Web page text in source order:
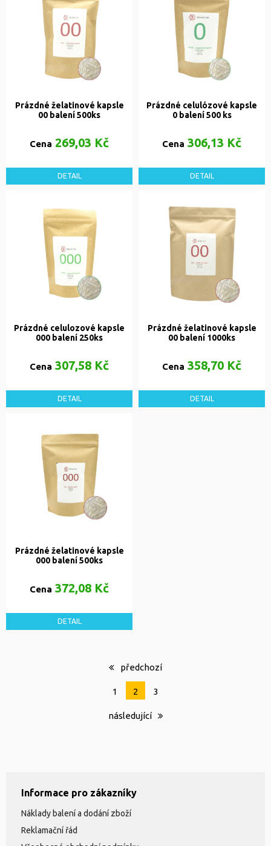
Prázdné želatinové kapsle
00 balení 500ks
Cena 269,03 Kč
DETAIL
Prázdné celulózové kapsle
0 balení 500 ks
Cena 306,13 Kč
DETAIL
Prázdné celulozové kapsle
000 balení 250ks
Cena 307,58 Kč
DETAIL
Prázdné želatinové kapsle
00 balení 1000ks
Cena 358,70 Kč
DETAIL
Prázdné želatinové kapsle
000 balení 500ks
Cena 372,08 Kč
DETAIL
předchozí
1 2 3
následující
Informace pro zákazníky
Náklady balení a dodání zboží
Reklamační řád